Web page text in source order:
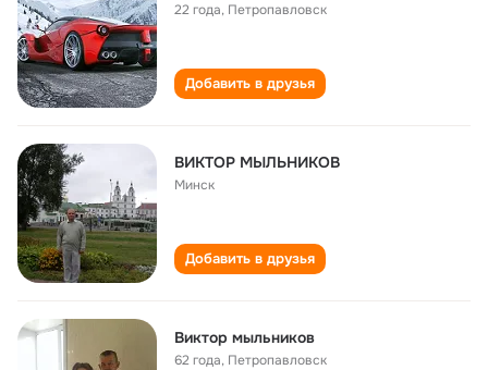
22 года, Петропавловск
Добавить в друзья
ВИКТОР МЫЛЬНИКОВ
Минск
Добавить в друзья
Виктор мыльников
62 года, Петропавловск